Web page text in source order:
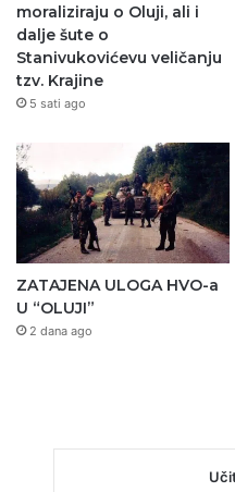
moraliziraju o Oluji, ali i
dalje šute o
Stanivukovićevu veličanju
tzv. Krajine
5 sati ago
ZATAJENA ULOGA HVO-a
U “OLUJI”
2 dana ago